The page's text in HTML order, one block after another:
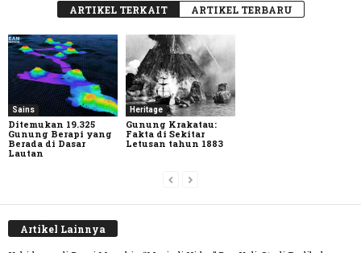
ARTIKEL TERKAIT ARTIKEL TERBARU
Sains
Ditemukan 19.325
Gunung Berapi yang
Berada di Dasar
Lautan
Heritage
Gunung Krakatau:
Fakta di Sekitar
Letusan tahun 1883
Artikel Lainnya